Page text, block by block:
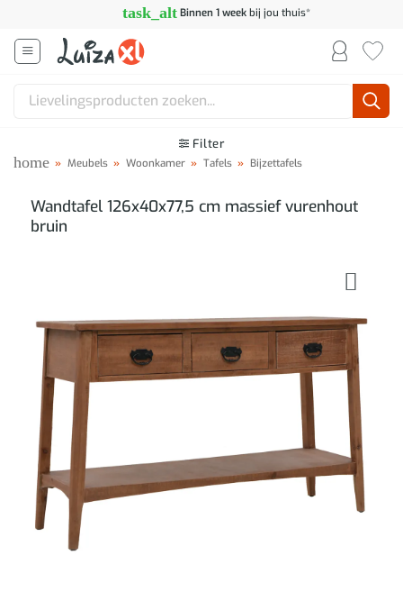
inhoud
task_alt Binnen 1 weekbij jou thuis*
Zoeken
Filter
home » Meubels » Woonkamer » Tafels » Bijzettafels
Wandtafel 126x40x77,5 cm massief vurenhout
bruin